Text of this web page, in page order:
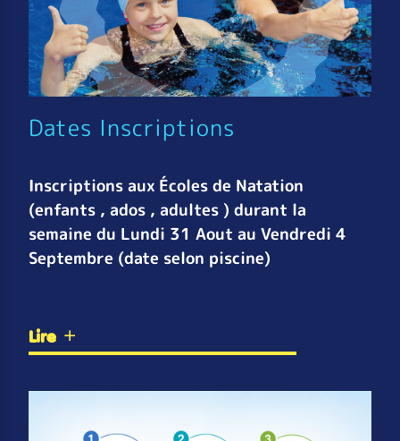
Dates Inscriptions
Inscriptions aux Écoles de Natation
(enfants , ados , adultes ) durant la
semaine du Lundi 31 Aout au Vendredi 4
Septembre (date selon piscine)
Lire